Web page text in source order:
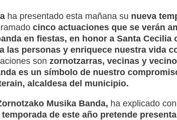
ha presentado esta mañana su nueva
cinco actuaciones que se verán
en fiestas, en honor a Santa Cecilia
las personas y enriquece nuestra vida
son zornotzarras, vecinas y
es un símbolo de nuestro
alcaldesa del municipio.
Musika Banda, ha explicado
temporada de este año pretende